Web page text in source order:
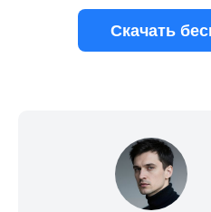
Скачать